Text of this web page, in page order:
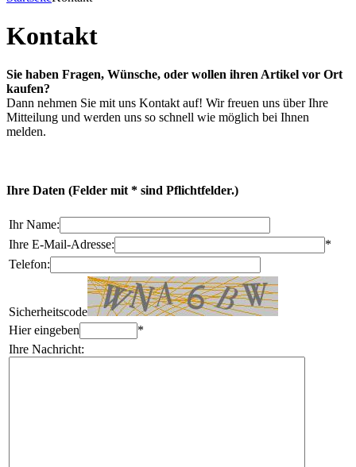
Kontakt
Sie haben Fragen, Wünsche, oder wollen ihren Artikel vor Ort
kaufen?
Dann nehmen Sie mit uns Kontakt auf! Wir freuen uns über Ihre
Mitteilung und werden uns so schnell wie möglich bei Ihnen
melden.
Ihre Daten (Felder mit * sind Pflichtfelder.)
Ihr Name:
Ihre E-Mail-Adresse:
*
Telefon:
Sicherheitscode
Hier eingeben
*
Ihre Nachricht: